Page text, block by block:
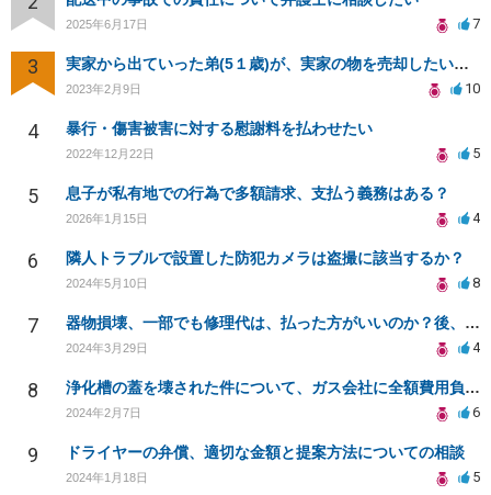
2025年6月17日 7
3 実家から出ていった弟(5１歳)が、実家の物を売却したいと無理やり家に入ろうとしていて、困っています。
2023年2月9日 10
4 暴行・傷害被害に対する慰謝料を払わせたい
2022年12月22日 5
5 息子が私有地での行為で多額請求、支払う義務はある？
2026年1月15日 4
6 隣人トラブルで設置した防犯カメラは盗撮に該当するか？
2024年5月10日 8
7 器物損壊、一部でも修理代は、払った方がいいのか？後、弁護士は、つけた方がいいのか、迷ってます
2024年3月29日 4
8 浄化槽の蓋を壊された件について、ガス会社に全額費用負担を求めることは可能でしょうか？
2024年2月7日 6
9 ドライヤーの弁償、適切な金額と提案方法についての相談
2024年1月18日 5